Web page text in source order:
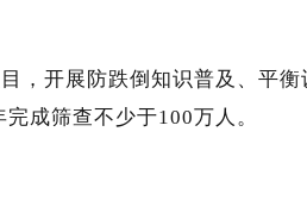
，开展防跌倒知识普及、平
成筛查不少于100万人。